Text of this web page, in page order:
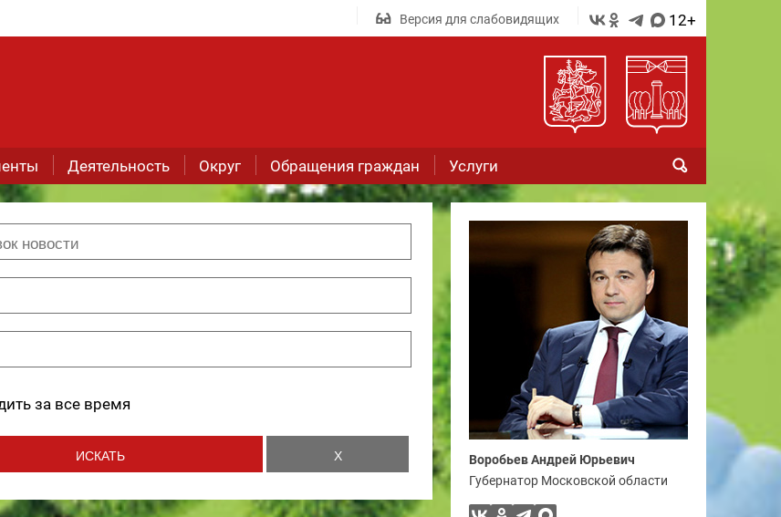
Версия для слабовидящих 12+
Деятельность Округ Обращения граждан Услуги
за все время
Воробьев Андрей Юрьевич
Губернатор Московской области